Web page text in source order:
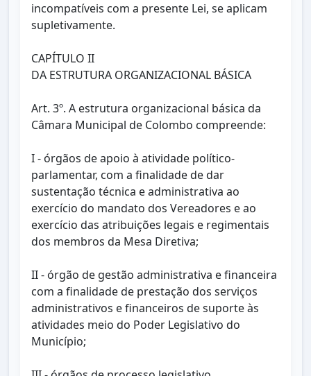
incompatíveis com a presente Lei, se aplicam
supletivamente.
CAPÍTULO II
DA ESTRUTURA ORGANIZACIONAL BÁSICA
Art. 3º. A estrutura organizacional básica da
Câmara Municipal de Colombo compreende:
I - órgãos de apoio à atividade político-
parlamentar, com a finalidade de dar
sustentação técnica e administrativa ao
exercício do mandato dos Vereadores e ao
exercício das atribuições legais e regimentais
dos membros da Mesa Diretiva;
II - órgão de gestão administrativa e financeira
com a finalidade de prestação dos serviços
administrativos e financeiros de suporte às
atividades meio do Poder Legislativo do
Município;